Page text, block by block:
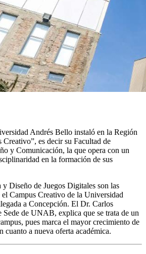
Andrés Bello instaló en la Región
es decir su Facultad de
y Comunicación, la que opera con un
en la formación de sus
Diseño de Juegos Digitales son las
el Campus Creativo de la Universidad
a Concepción. El Dr. Carlos
Sede de UNAB, explica que se trata de un
pues marca el mayor crecimiento de
cuanto a nueva oferta académica.